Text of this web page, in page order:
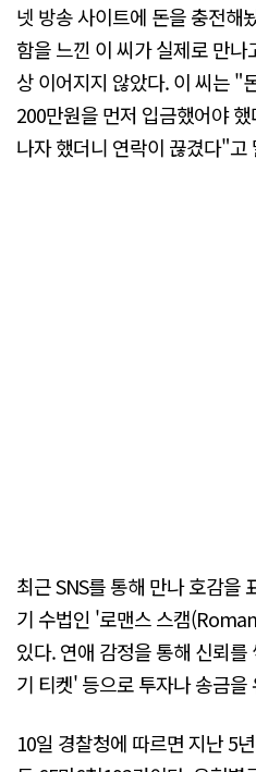
넷 방송 사이트에 돈을 충전해
함을 느낀 이 씨가 실제로 만
상 이어지지 않았다. 이 씨는 "
200만원을 먼저 입금했어야
나자 했더니 연락이 끊겼다"고
최근 SNS를 통해 만나 호감을
기 수법인 '로맨스 스캠
있다. 연애 감정을 통해 신뢰
기 티켓' 등으로 투자나 송금을
10일 경찰청에 따르면 지난 5